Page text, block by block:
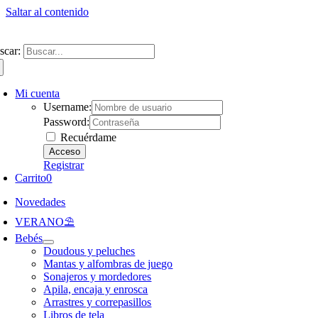
Saltar al contenido
Mi cuenta
Username:
Password:
Recuérdame
Registrar
Carrito0
Novedades
VERANO⛱️​
Bebés
Doudous y peluches
Mantas y alfombras de juego
Sonajeros y mordedores
Apila, encaja y enrosca
Arrastres y correpasillos
Libros de tela